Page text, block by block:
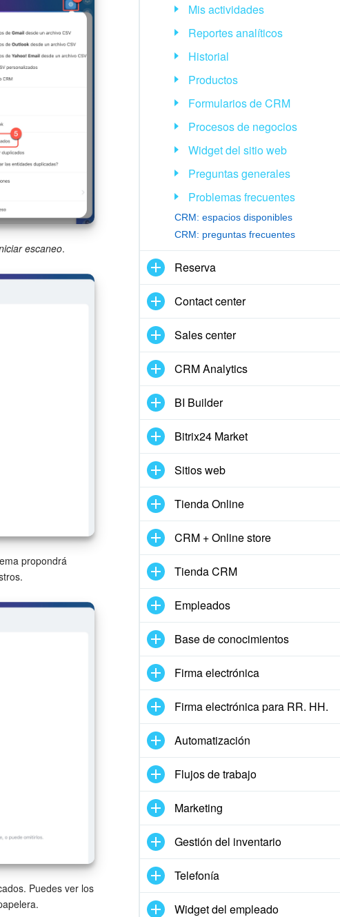
escaneo.
propondrá
Puedes ver los
Mis actividades
Reportes analíticos
Historial
Productos
Formularios de CRM
Procesos de negocios
Widget del sitio web
Preguntas generales
Problemas frecuentes
CRM: espacios disponibles
CRM: preguntas frecuentes
Reserva
Contact center
Sales center
CRM Analytics
BI Builder
Bitrix24 Market
Sitios web
Tienda Online
CRM + Online store
Tienda CRM
Empleados
Base de conocimientos
Firma electrónica
Firma electrónica para RR. HH.
Automatización
Flujos de trabajo
Marketing
Gestión del inventario
Telefonía
Widget del empleado